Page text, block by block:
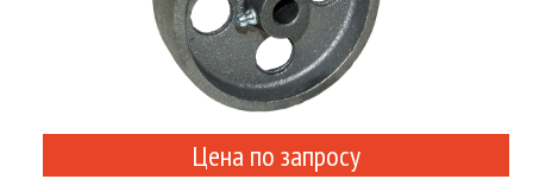
Цена по запросу